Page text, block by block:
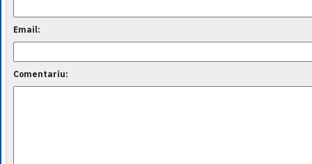
Email:
Comentariu: